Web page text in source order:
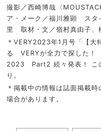
撮影／西崎博哉〈
ア・メーク／福川雅顕 スタ
里 取材・文／嶺村真由子
＊VERY2023年1月号「【大
る VERYが全力で探した！
2023 Part2 続々発表！ こ
り。
＊掲載中の情報は誌面掲載
場合があります。